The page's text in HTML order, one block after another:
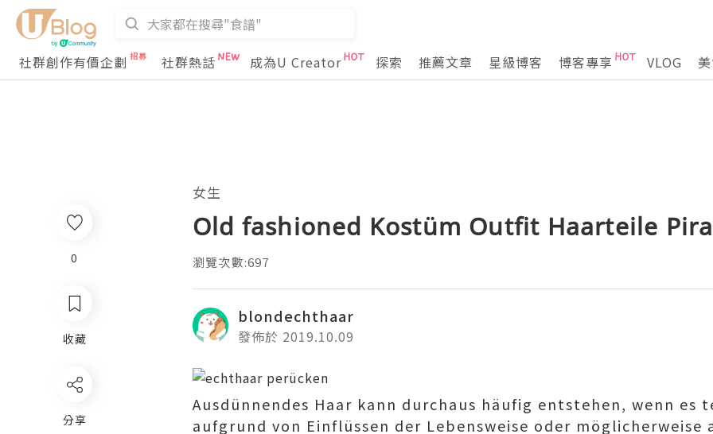
社群創作有價企劃 社群熱話 成為U Creator 探索 推薦文章 星級博客 博客專享 VLOG
女生
Old fashioned Kostüm Outfit Haarteile
瀏覽次數:697
blondechthaar
發佈於 2019.10.09
Ausdünnendes Haar kann durchaus häufig entstehen, wenn es
aufgrund von Einflüssen der Lebensweise oder
0
收藏
分享